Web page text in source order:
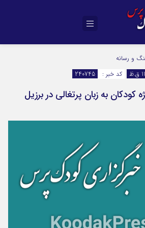
و رسانه
کد خبر : 240745
کودکان به زبان پرتغالی در برزیل